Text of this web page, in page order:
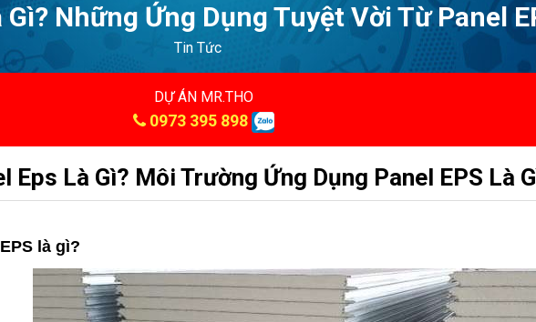
Gì? Những Ứng Dụng Tuyệt Vời Từ Panel
Tin Tức
DỰ ÁN MR.THO
0973 395 898
Eps Là Gì? Môi Trường Ứng Dụng Panel EPS Là
là gì?